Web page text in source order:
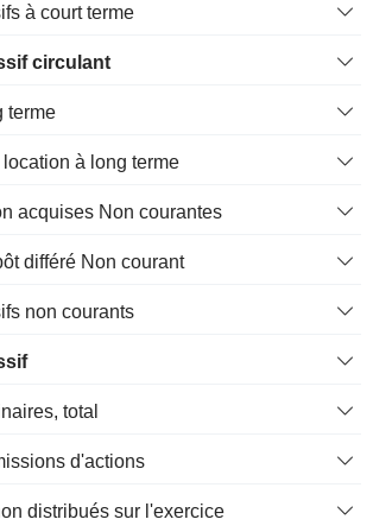
à court terme
circulant
terme
à long terme
acquises Non courantes
différé Non courant
non courants
total
d'actions
distribués sur l'exercice